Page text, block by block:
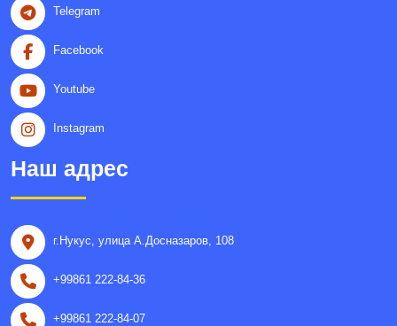
Telegram
Facebook
Youtube
Instagram
Наш адрес
г.Нукус, улица A.Досназаров, 108
+99861 222-84-36
+99861 222-84-07